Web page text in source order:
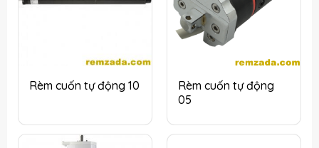
Rèm cuốn tự động 10
Rèm cuốn tự động
05